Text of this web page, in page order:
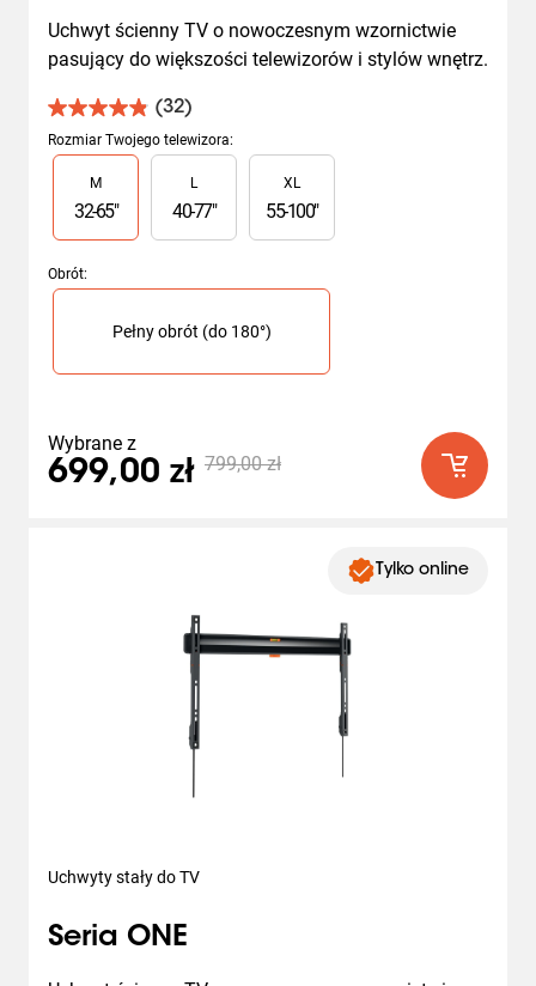
Uchwyt ścienny TV o nowoczesnym wzornictwie
pasujący do większości telewizorów i stylów wnętrz.
(32)
4.8
na
5
gwiazdek.
Recenzji
Rozmiar Twojego telewizora:
Slide 1 of 3
M
32-65"
L
40-77"
XL
55-100"
Obrót:
Slide 1 of 1
Pełny obrót (do 180°)
Wybrane z
699,00 zł 799,00 zł
Tylko online
Uchwyty stały do TV
Seria ONE